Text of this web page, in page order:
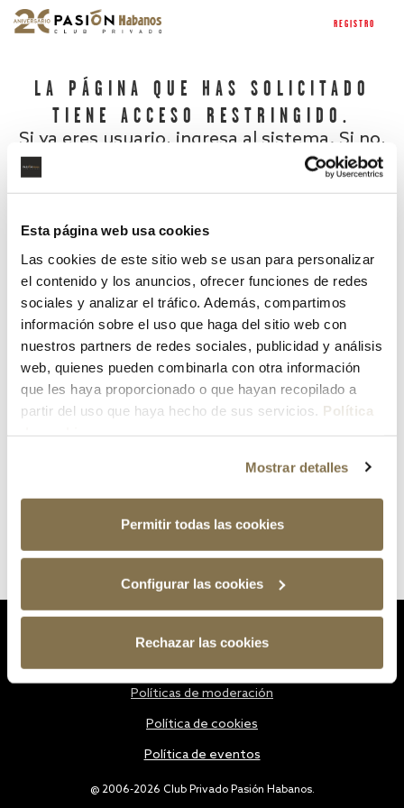
Esta página web usa cookies
Las cookies de este sitio web se usan para personalizar
el contenido y los anuncios, ofrecer funciones de redes
sociales y analizar el tráfico. Además, compartimos
información sobre el uso que haga del sitio web con
nuestros partners de redes sociales, publicidad y análisis
web, quienes pueden combinarla con otra información
que les haya proporcionado o que hayan recopilado a
partir del uso que haya hecho de sus servicios. Política
Mostrar detalles
Permitir todas las cookies
Configurar las cookies
Rechazar las cookies
REGISTRO
LA PÁGINA QUE HAS SOLICITADO
TIENE ACCESO RESTRINGIDO.
Si ya eres usuario, ingresa al sistema. Si no,
¿Has olvidado tu contraseña?
@ 2006-2026 Club Privado Pasión Habanos.
Políticas de moderación
Política de cookies
Política de eventos